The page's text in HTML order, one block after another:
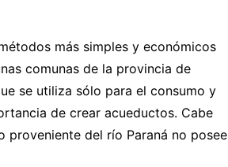
más simples y económicos
comunas de la provincia de
se utiliza sólo para el consumo y
de crear acueductos. Cabe
proveniente del río Paraná no posee